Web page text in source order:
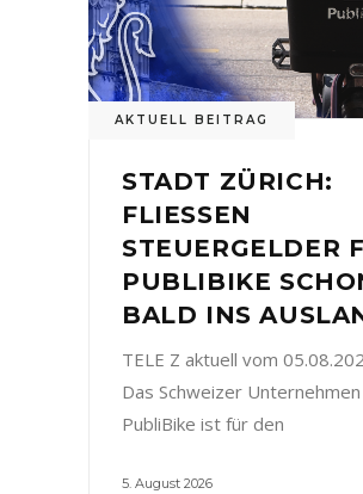
AKTUELL BEITRAG
STADT ZÜRICH:
FLIESSEN
STEUERGELDER
PUBLIBIKE
BALD INS
TELE Z aktuell vom
Das Schweizer Unternehmen
PubliBike ist für den
5. August 2026